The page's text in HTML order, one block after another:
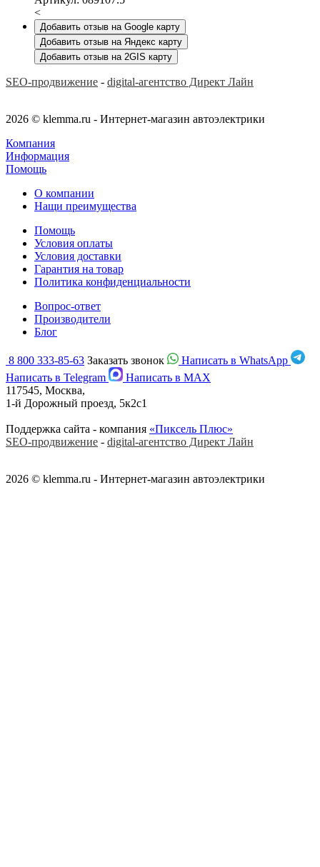
<
Добавить отзыв на Google карту
Добавить отзыв на Яндекс карту
Добавить отзыв на 2GIS карту
SEO-продвижение - digital-агентство Директ Лайн
2026 © klemma.ru - Интернет-магазин автоэлектрики
Компания
Информация
Помощь
О компании
Нащи преимущества
Помощь
Условия оплаты
Условия доставки
Гарантия на товар
Политика конфиденциальности
Вопрос-ответ
Производители
Блог
8 800 333-85-63 Заказать звонок
Написать в WhatsApp
Написать в Telegram
Написать в MAX
117545, Москва,
1-й Дорожный проезд, 5к2с1
Поддержка сайта - компания «Пиксель Плюс»
SEO-продвижение - digital-агентство Директ Лайн
2026 © klemma.ru - Интернет-магазин автоэлектрики